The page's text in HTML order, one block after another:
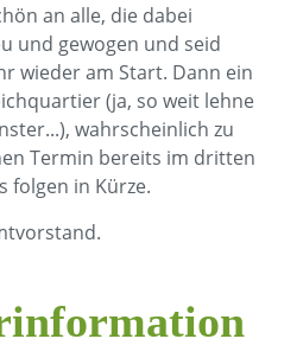
an alle, die dabei
und gewogen und seid
wieder am Start. Dann ein
(ja, so weit lehne
wahrscheinlich zu
Termin bereits im dritten
folgen in Kürze.